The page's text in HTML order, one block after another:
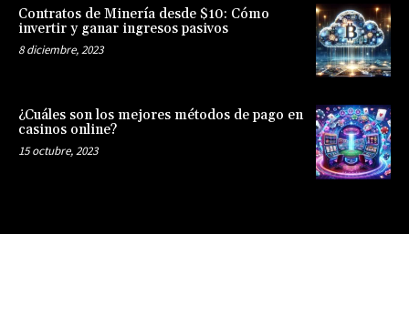
Contratos de Minería desde $10: Cómo
invertir y ganar ingresos pasivos
8 diciembre, 2023
¿Cuáles son los mejores métodos de pago en
casinos online?
15 octubre, 2023